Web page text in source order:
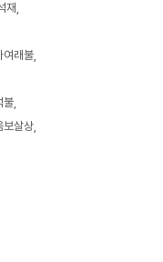
재
여래불
불
보살상